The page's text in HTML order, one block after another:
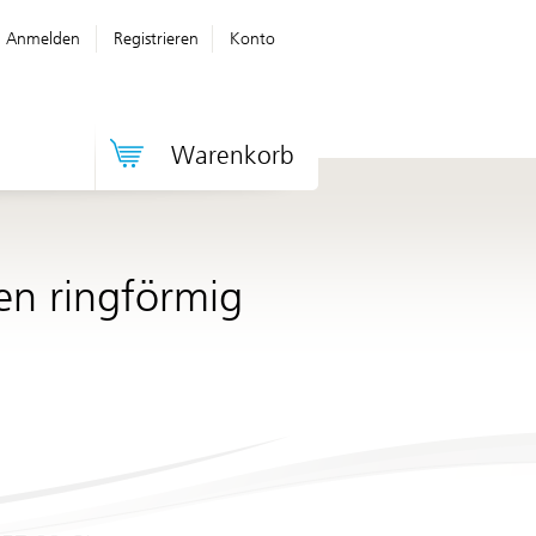
Konto
Anmelden Registrieren
Warenkorb
ringförmig